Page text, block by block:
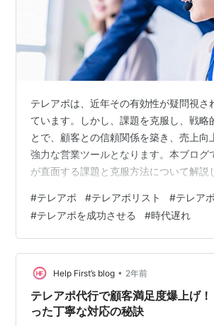
テレアポは、近年その有効性が疑問視さ
ています。しかし、課題を克服し、戦略
とで、顧客との信頼関係を築き、売上向
強力な営業ツールとなります。本ブログ
が直面する課題と克服方法について解説
の多様化 プライバシーへの意識の高まり
マンスの低さ 顧客との信頼関係の構築が
業手法の台頭 テレアポの課題克服方法
致した情報を提供する コストパフォー
る 顧客との信頼関係を構築する 他の営
せる その他 本日のまとめ…
#テレアポ #テレアポリスト #テレア
#テレアポを成功させる #時代遅れ
Help First’s blog • 2年前
テレアポ代行で顧客満足度爆上げ
った丁寧な対応の秘訣